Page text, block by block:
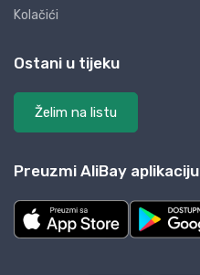
Kolačići
Ostani u tijeku
Želim na listu
Preuzmi AliBay aplikaciju